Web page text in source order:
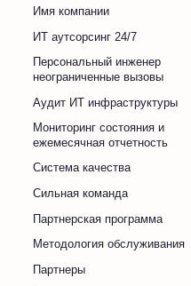
Имя компании
ИТ аутсорсинг 24/7
Персональный инженер
неограниченные вызовы
Аудит ИТ инфраструктуры
Мониторинг состояния и
ежемесячная отчетность
Система качества
Сильная команда
Партнерская программа
Методология обслуживания
Партнеры